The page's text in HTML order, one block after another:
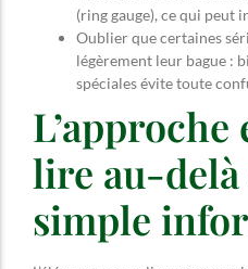
(ring gauge), ce qui peut
Oublier que certaines
légèrement leur bague :
spéciales évite toute
L’approche
lire au-delà
simple